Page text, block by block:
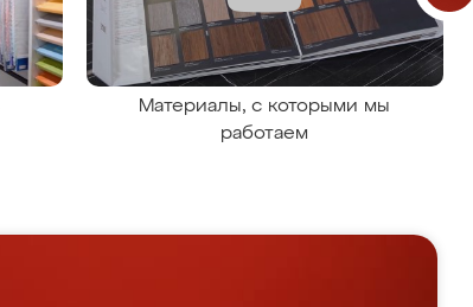
Материалы, с которыми мы
работаем